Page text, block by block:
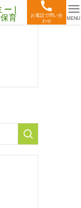
お電話で問い合
わせ
MENU